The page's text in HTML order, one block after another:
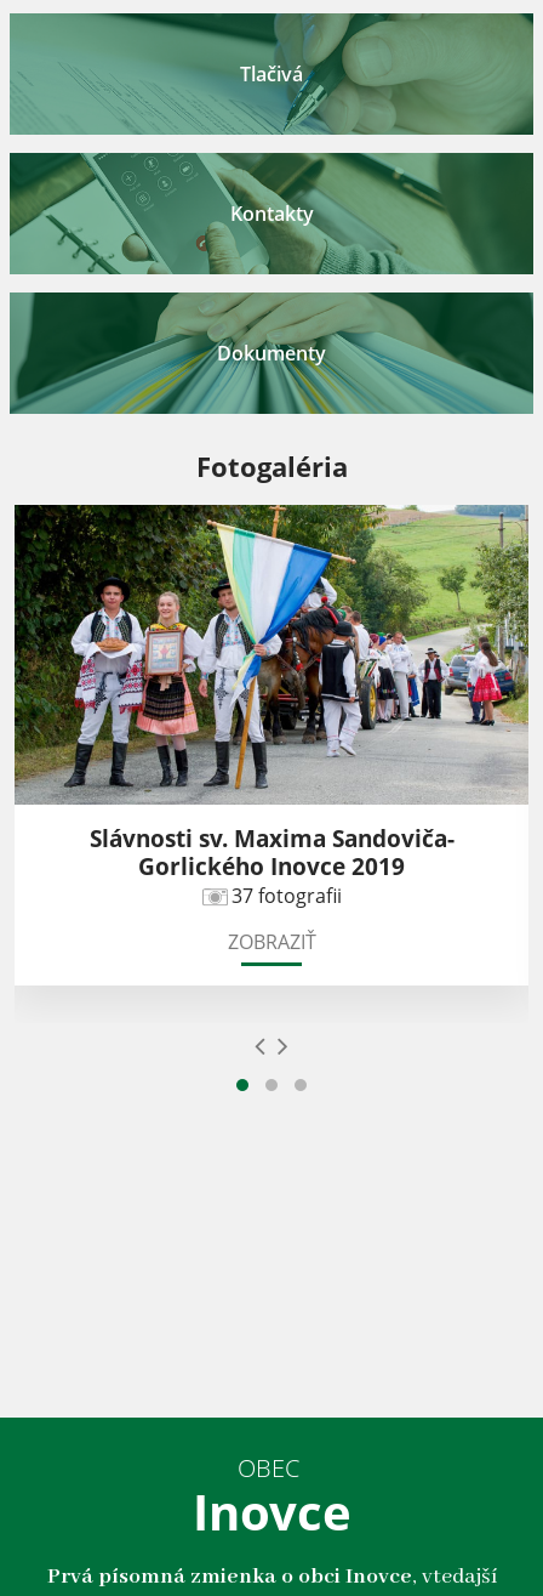
Tlačivá
Kontakty
Dokumenty
Fotogaléria
Slávnosti sv. Maxima Sandoviča-
Gorlického Inovce 2019
37 fotografii
ZOBRAZIŤ
OBEC
Inovce
Prvá písomná zmienka o obci Inovce, vtedajší